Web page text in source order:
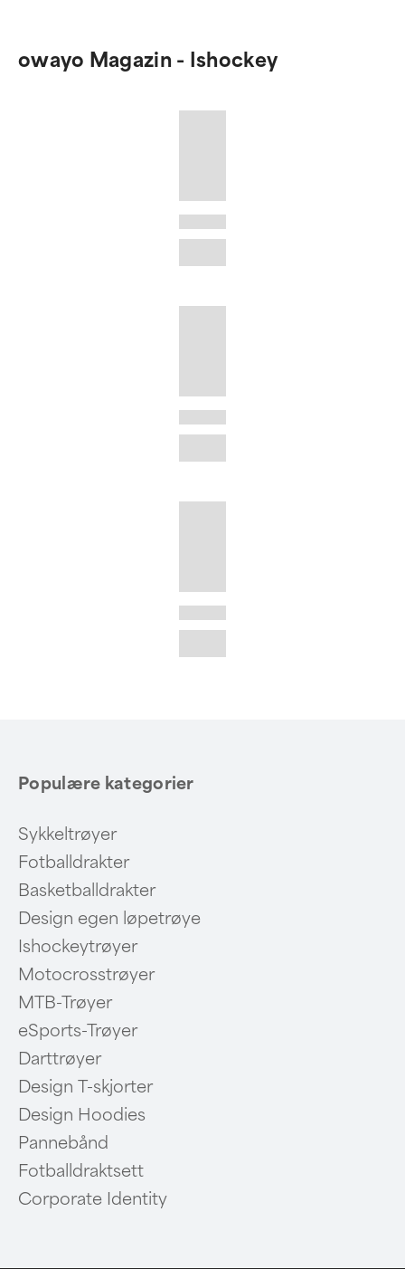
owayo Magazin - Ishockey
Populære kategorier
Sykkeltrøyer
Fotballdrakter
Basketballdrakter
Design egen løpetrøye
Ishockeytrøyer
Motocrosstrøyer
MTB-Trøyer
eSports-Trøyer
Darttrøyer
Design T-skjorter
Design Hoodies
Pannebånd
Fotballdraktsett
Corporate Identity